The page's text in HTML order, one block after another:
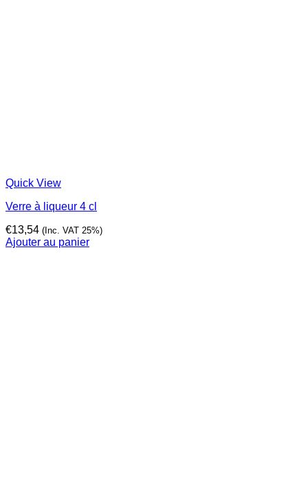
Quick View
Verre à liqueur 4 cl
€13,54 (Inc. VAT 25%)
Ajouter au panier